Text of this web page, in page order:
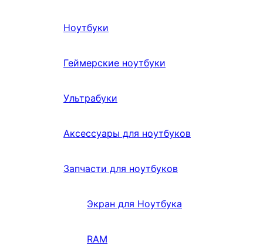
Ноутбуки
Геймерские ноутбуки
Ультрабуки
Аксессуары для ноутбуков
Запчасти для ноутбуков
Экран для Ноутбука
RAM